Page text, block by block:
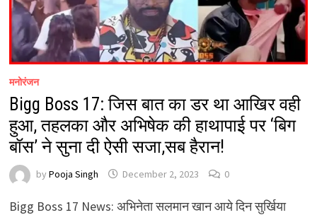
मनोरंजन
Bigg Boss 17: जिस बात का डर था आखिर वही
हुआ, तहलका और अभिषेक की हाथापाई पर ‘बिग
बॉस’ ने सुना दी ऐसी सजा,सब हैरान!
by Pooja Singh December 2, 2023 0
Bigg Boss 17 News: अभिनेता सलमान खान आये दिन सुर्खिया